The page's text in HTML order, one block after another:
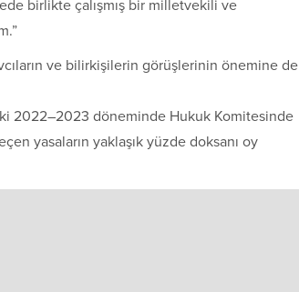
birlikte çalışmış bir milletvekili ve
ve bilirkişilerin görüşlerinin önemine de
2022–2023 döneminde Hukuk Komitesinde
yasaların yaklaşık yüzde doksanı oy